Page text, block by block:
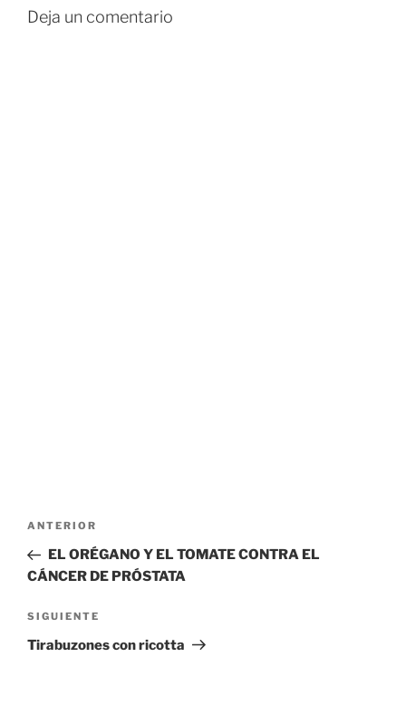
Deja un comentario
Navegación
entradas
Entrada
anterior:
ANTERIOR
EL ORÉGANO Y EL TOMATE CONTRA EL
CÁNCER DE PRÓSTATA
Siguiente
entrada
SIGUIENTE
Tirabuzones con ricotta